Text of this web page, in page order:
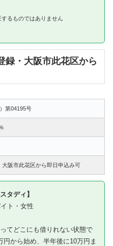
るものではありません
・大阪市此花区から
第04195号
大阪市此花区から即日申込み可
タディ】
ト・女性
てどこにも借りれない状態で
円から始め、半年後に10万円ま